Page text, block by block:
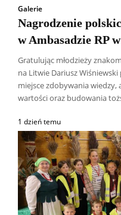
Galerie
Nagrodzenie
w Ambasadzie RP
Gratulując młodzieży
na Litwie Dariusz Wiśniewski
miejsce zdobywania wiedzy,
wartości oraz budowania
1 dzień temu